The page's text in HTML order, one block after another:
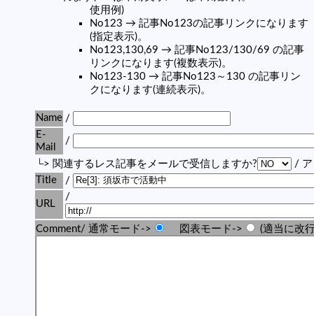
使用例)
No123 → 記事No123の記事リンクになります
(指定表示)。
No123,130,69 → 記事No123/130/69 の記事
リンクになります(複数表示)。
No123-130 → 記事No123～130 の記事リン
クになります(連続表示)。
Name /
E-
Mail
/
└> 関連するレス記事をメールで受信しますか?
/ ア
Title
/
URL
/
Comment/ 通常モード-> 図表モード-> (適当に改